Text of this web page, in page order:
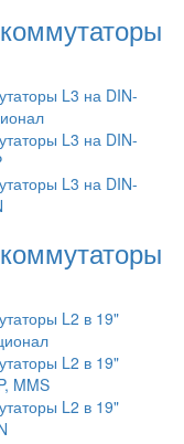
L3 на DIN-
L3 на DIN-
L3 на DIN-
L2 в 19"
L2 в 19"
MMS
L2 в 19"